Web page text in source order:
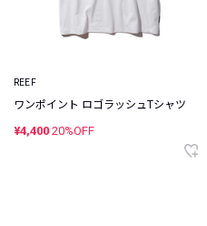
REEF
ワンポイント ロゴラッシュTシャツ
¥4,400 20%OFF